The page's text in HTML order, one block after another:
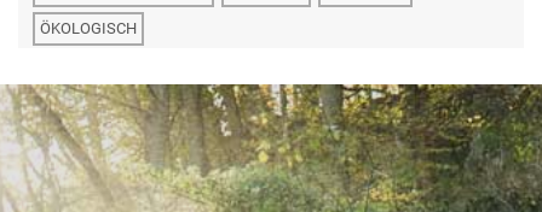
ÖKOLOGISCH